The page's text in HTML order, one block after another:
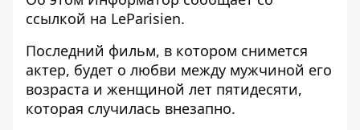
ссылкой на LeParisien.
Последний фильм, в котором снимется
актер, будет о любви между мужчиной его
возраста и женщиной лет пятидесяти,
которая случилась внезапно.